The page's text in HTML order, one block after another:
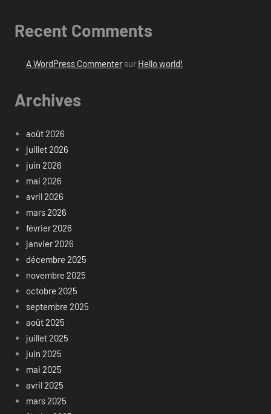
Recent Comments
A WordPress Commentersur Hello world!
Archives
août 2026
juillet 2026
juin 2026
mai 2026
avril 2026
mars 2026
février 2026
janvier 2026
décembre 2025
novembre 2025
octobre 2025
septembre 2025
août 2025
juillet 2025
juin 2025
mai 2025
avril 2025
mars 2025